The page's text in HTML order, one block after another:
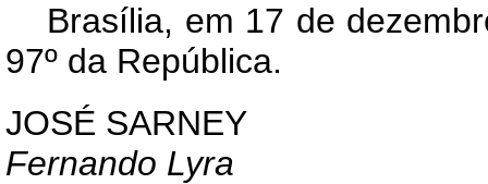
Brasília, em 17 de
97º da República.
JOSÉ SARNEY
Fernando Lyra